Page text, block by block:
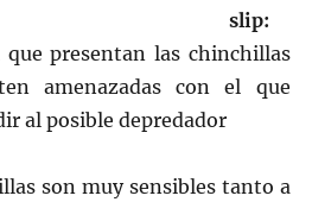
slip:
presentan las chinchillas
amenazadas con el que
al posible depredador
son muy sensibles tanto a